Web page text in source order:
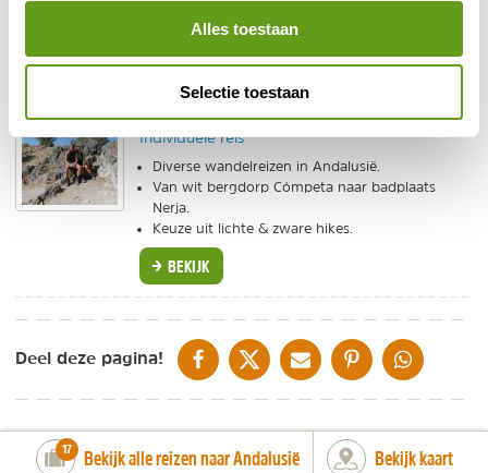
Alles toestaan
Selectie toestaan
BEKIJK
Topo-Aktief - Wandelvakantie Andalusië
Individuele reis
Diverse wandelreizen in Andalusië.
Van wit bergdorp Cómpeta naar badplaats
Nerja.
Keuze uit lichte & zware hikes.
BEKIJK
Deel deze pagina! DELEN OP FACEBOOK
DELEN OP XDELEN VIA DE MAIL
DELEN OP PINTEREST
DELEN OP
number_of_trips:
17 Bekijk alle reizen naar Andalusië Bekijk kaart